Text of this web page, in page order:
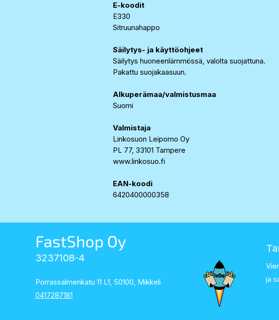
E-koodit
E330
Sitruunahappo
Säilytys- ja käyttöohjeet
Säilytys huoneenlämmössä, valolta suojattuna.
Pakattu suojakaasuun.
Alkuperämaa/valmistusmaa
Suomi
Valmistaja
Linkosuon Leipomo Oy
PL 77, 33101 Tampere
www.linkosuo.fi
EAN-koodi
6420400000358
FastShop Oy
3237108-4
Porrassalmenkatu 11 L1, 50100, Mikkeli
0417287181
ja